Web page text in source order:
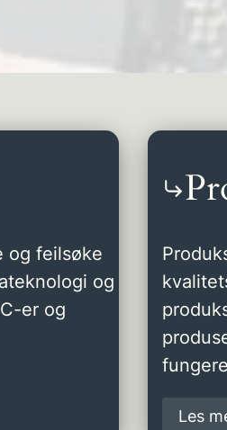
og feilsøke
og
er og
Les